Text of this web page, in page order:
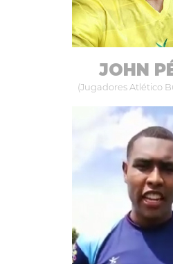
JOHN
(Jugadores Atlético